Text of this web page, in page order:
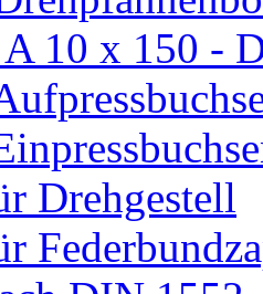
10 x 150 -
Drehgestell